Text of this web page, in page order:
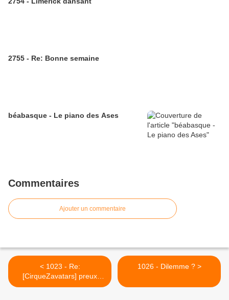
2755 - Re: Bonne semaine
béabasque - Le piano des Ases
Commentaires
Ajouter un commentaire
< 1023 - Re:
[CirqueZavatars] preux
millet pas
1026 - Dilemme ? >